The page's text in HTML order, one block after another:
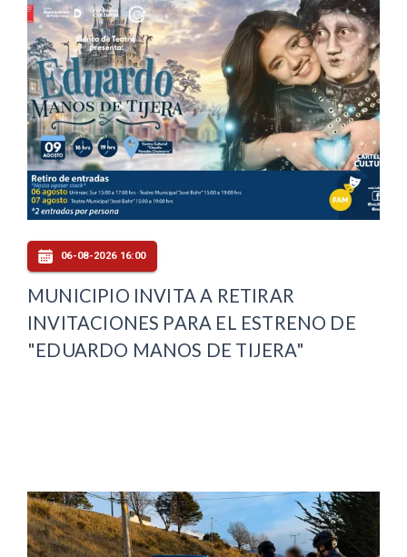
06-08-2026 16:00
MUNICIPIO INVITA A RETIRAR
INVITACIONES PARA EL ESTRENO DE
"EDUARDO MANOS DE TIJERA"